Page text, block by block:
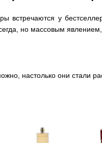
встречаются у
но массовым
настолько они стали